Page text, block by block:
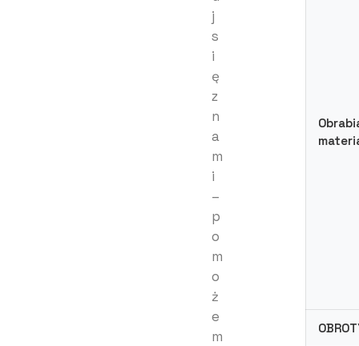
j
s
i
ę
z
n
a
m
i
–
p
o
m
o
ż
e
m